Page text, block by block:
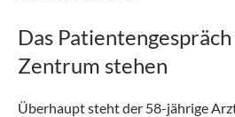
Das
Zentrum stehen
Überhaupt steht der 58-jährige